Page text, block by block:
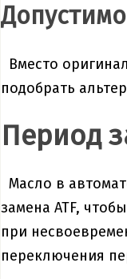
Вместо
подобрать
Период
Масло в
замена ATF,
при
переключения